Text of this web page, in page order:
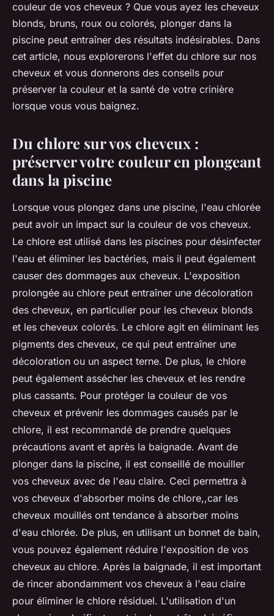
couleur de vos cheveux ? Que vous ayez les cheveux
blonds, bruns, roux ou colorés, plonger dans la
piscine peut entraîner des résultats indésirables. Dans
cet article, nous explorerons l'effet du chlore sur nos
cheveux et vous donnerons des conseils pour
préserver la couleur et la santé de votre crinière
lorsque vous vous baignez.
Du chlore sur vos cheveux :
préserver votre couleur en plongeant
dans la piscine
Lorsque vous plongez dans une piscine, l'eau chlorée
peut avoir un impact sur la couleur de vos cheveux.
Le chlore est utilisé dans les piscines pour désinfecter
l'eau et éliminer les bactéries, mais il peut également
causer des dommages aux cheveux. L'exposition
prolongée au chlore peut entraîner une décoloration
des cheveux, en particulier pour les cheveux blonds
et les cheveux colorés. Le chlore agit en éliminant les
pigments des cheveux, ce qui peut entraîner une
décoloration ou un aspect terne. De plus, le chlore
peut également assécher les cheveux et les rendre
plus cassants. Pour protéger la couleur de vos
cheveux et prévenir les dommages causés par le
chlore, il est recommandé de prendre quelques
précautions avant et après la baignade. Avant de
plonger dans la piscine, il est conseillé de mouiller
vos cheveux avec de l'eau claire. Ceci permettra à
vos cheveux d'absorber moins de chlore,,car les
cheveux mouillés ont tendance à absorber moins
d'eau chlorée. De plus, en utilisant un bonnet de bain,
vous pouvez également réduire l'exposition de vos
cheveux au chlore. Après la baignade, il est important
de rincer abondamment vos cheveux à l'eau claire
pour éliminer le chlore résiduel. L'utilisation d'un